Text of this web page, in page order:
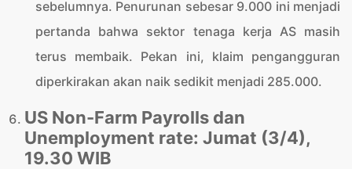
sebelumnya. Penurunan sebesar 9.000 ini menjadi
pertanda bahwa sektor tenaga kerja AS masih
terus membaik. Pekan ini, klaim pengangguran
diperkirakan akan naik sedikit menjadi 285.000.
US Non-Farm Payrolls dan
Unemployment rate: Jumat (3/4),
19.30 WIB